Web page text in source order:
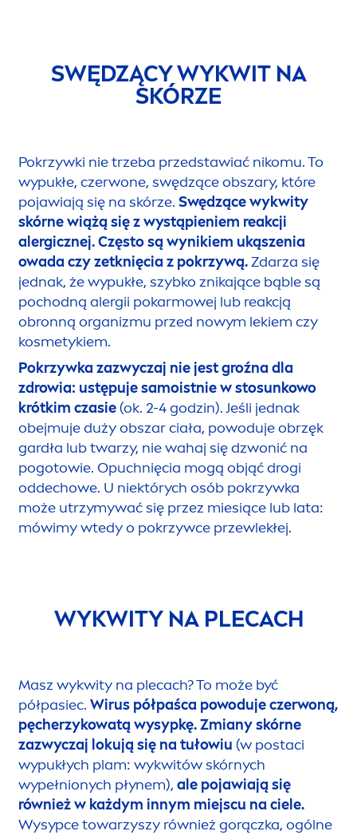
SWĘDZĄCY WYKWIT NA
SKÓRZE
Pokrzywki nie trzeba przedstawiać nikomu.To
wypukłe, czerwone, swędzące obszary, które
pojawiają się na skórze. Swędzące wykwity
skórne wiążą się z wystąpieniem reakcji
alergicznej. Często są wynikiem ukąszenia
owada czy zetknięcia z pokrzywą.Zdarza się
jednak, że wypukłe, szybko znikające bąble są
pochodną alergii pokarmowej lub reakcją
obronną organizmu przed nowym lekiem czy
kosmetykiem.
Pokrzywka zazwyczaj nie jest groźna dla
zdrowia: ustępuje samoistnie w stosunkowo
krótkim czasie(ok. 2-4 godzin). Jeśli jednak
obejmuje duży obszar ciała, powoduje obrzęk
gardła lub twarzy, nie wahaj się dzwonić na
pogotowie. Opuchnięcia mogą objąć drogi
oddechowe. U niektórych osób pokrzywka
może utrzymywać się przez miesiące lub lata:
mówimy wtedy o pokrzywce przewlekłej.
WYKWITY NA PLECACH
Masz wykwity na plecach? To może być
półpasiec. Wirus półpaśca powoduje czerwoną,
pęcherzykowatą wysypkę.Zmiany skórne
zazwyczaj lokują się na tułowiu (w postaci
wypukłych plam: wykwitów skórnych
wypełnionych płynem), ale pojawiają się
również w każdym innym miejscu na ciele.
Wysypce towarzyszy również gorączka, ogólne